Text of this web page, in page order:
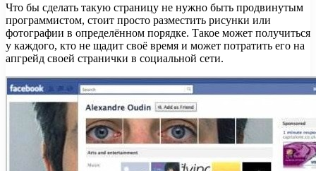
Что бы сделать такую страницу не нужно быть продвинутым
программистом, стоит просто разместить рисунки или
фотографии в определённом порядке. Такое может получиться
у каждого, кто не щадит своё время и может потратить его на
апгрейд своей странички в социальной сети.